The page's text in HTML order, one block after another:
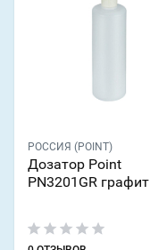
РОССИЯ (POINT)
Дозатор Point
PN3201GR графит